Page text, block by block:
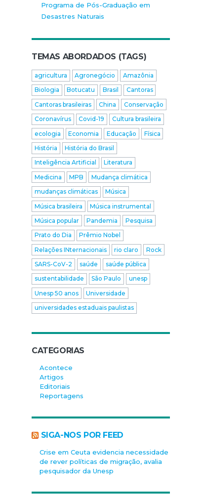
Programa de Pós-Graduação em
Desastres Naturais
TEMAS ABORDADOS (TAGS)
agricultura Agronegócio
Amazônia
Biologia
Botucatu Brasil
Cantoras
Cantoras brasileiras
China
Conservação
Coronavírus
Covid-19
Cultura brasileira
ecologia
Economia Educação
Física
História
História do Brasil
Inteligência Artificial
Literatura
Medicina
MPB
Mudança climática
mudanças climáticas
Música
Música brasileira
Música instrumental
Música popular
Pandemia
Pesquisa
Prato do Dia
Prêmio Nobel
Relações INternacionais
rio claro
Rock
SARS-CoV-2
saúde
saúde pública
sustentabilidade
São Paulo
unesp
Unesp 50 anos
Universidade
universidades estaduais paulistas
CATEGORIAS
Acontece
Artigos
Editoriais
Reportagens
SIGA-NOS POR FEED
Crise em Ceuta evidencia necessidade
de rever políticas de migração, avalia
pesquisador da Unesp